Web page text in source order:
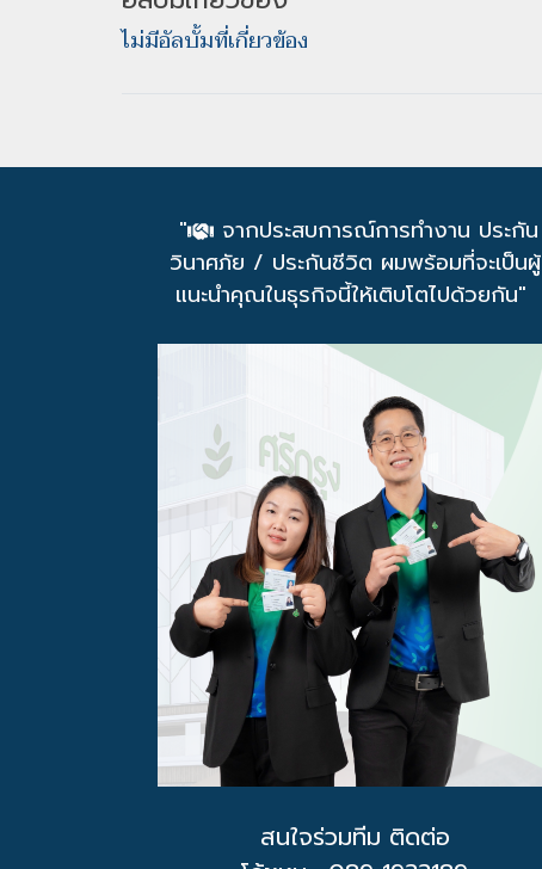
ไม่มีอัลบั้มที่เกี่ยวข้อง
"
จากประสบการณ์การทำงาน ประกัน
วินาศภัย / ประกันชีวิต ผมพร้อมที่จะเป็นผู้
แนะนำคุณในธุรกิจนี้ให้เติบโตไปด้วยกัน"
สนใจร่วมทีม ติดต่อ